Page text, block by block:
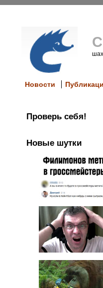
Новости
Проверь себя!
Новые шутки